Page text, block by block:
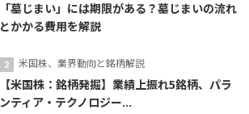
「墓じまい」には期限がある？墓じまいの流れ
とかかる費用を解説
米国株、業界動向と銘柄解説
【米国株：銘柄発掘】業績上振れ5銘柄、パラ
ンティア・テクノロジー...